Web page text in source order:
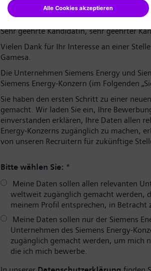
Datenschutzerklärung
Sehr geehrte Kandidatin, sehr geehrter
Vielen Dank für Ihr Interesse an einer
Gamesa.
Die Unternehmen Siemens Energy und
Siemens Energy-Konzern (im Folgenden
Sie haben den ersten Schritt zu einer
gemacht. Wir laden Sie ein, Ihre
einverstanden erklären, Ihre Daten allen
Energy-Konzerns zugänglich zu machen,
von unseren Recruitern für zukünftige
Bitte wählen Sie: *
Meine Daten sollen allen relevanten
weltweit zugänglich gemacht werden,
meinem Profil entsprechen, in Betracht
Meine Daten sollen nur der Siemens
Unternehmen des Siemens Energy-
zugänglich gemacht werden, um mich
die ich mich bewerbe.